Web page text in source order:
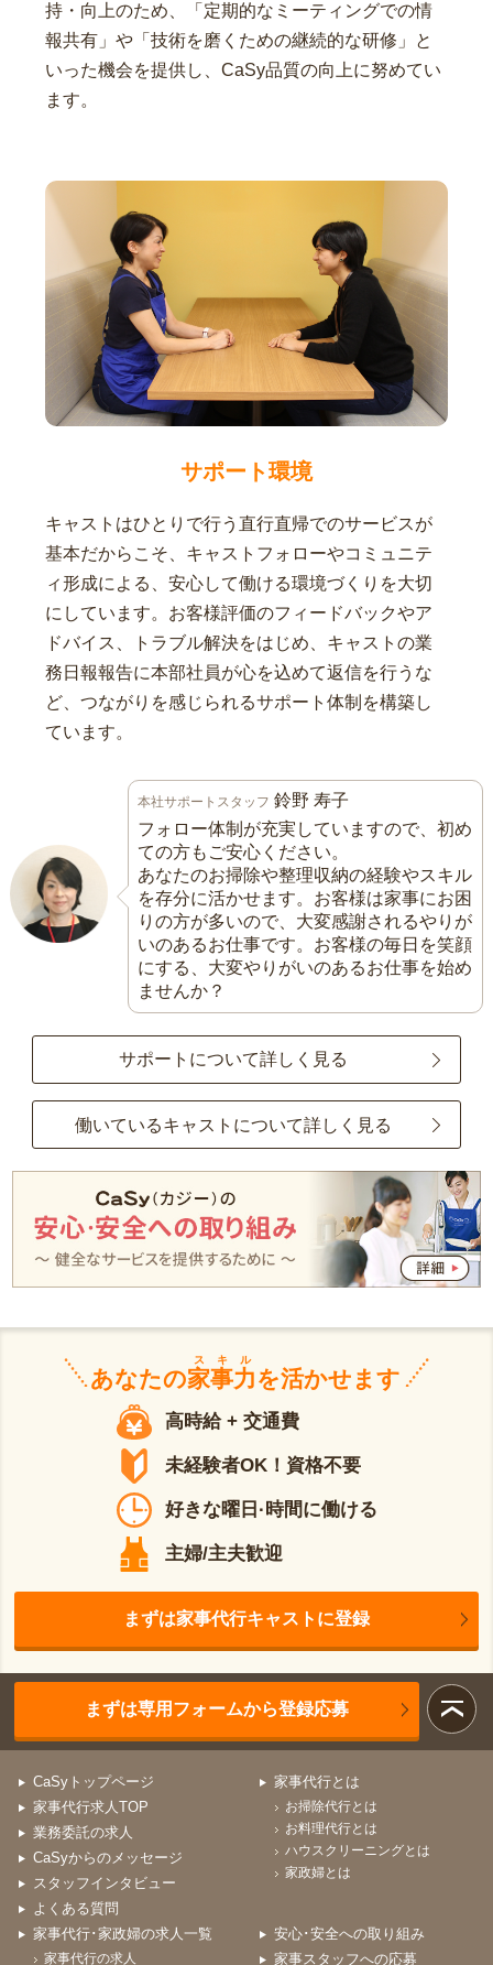
持・向上のため、「定期的なミーティングでの情
報共有」や「技術を磨くための継続的な研修」と
いった機会を提供し、CaSy品質の向上に努めてい
ます。
サポート環境
キャストはひとりで行う直行直帰でのサービスが
基本だからこそ、キャストフォローやコミュニテ
ィ形成による、安心して働ける環境づくりを大切
にしています。お客様評価のフィードバックやア
ドバイス、トラブル解決をはじめ、キャストの業
務日報報告に本部社員が心を込めて返信を行うな
ど、つながりを感じられるサポート体制を構築し
ています。
本社サポートスタッフ 鈴野 寿子
フォロー体制が充実していますので、初め
ての方もご安心ください。
あなたのお掃除や整理収納の経験やスキル
を存分に活かせます。お客様は家事にお困
りの方が多いので、大変感謝されるやりが
いのあるお仕事です。お客様の毎日を笑顔
にする、大変やりがいのあるお仕事を始め
ませんか？
サポートについて詳しく見る
働いているキャストについて詳しく見る
あなたの家事力
スキル
を活かせます
高時給 + 交通費
未経験者OK！資格不要
好きな曜日·時間に働ける
主婦/主夫歓迎
まずは家事代行キャストに登録
まずは専用フォームから登録応募
CaSyトップページ
家事代行求人TOP
業務委託の求人
CaSyからのメッセージ
スタッフインタビュー
よくある質問
家事代行とは
お掃除代行とは
お料理代行とは
ハウスクリーニングとは
家政婦とは
家事代行･家政婦の求人一覧
家事代行の求人
安心･安全への取り組み
家事スタッフへの応募